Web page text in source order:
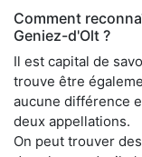
Comment
Geniez-d'Olt ?
Il est capital de
trouve être
aucune différence
deux appellations.
On peut trouver